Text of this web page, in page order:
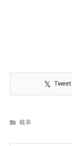
Tweet
岐阜